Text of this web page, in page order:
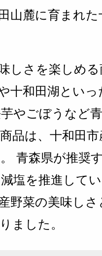
山麓に育まれ
しさを楽しめ
十和田湖とい
やごぼうなど
品は、十和田
青森県が推奨
塩を推進して
野菜の美味し
ました。